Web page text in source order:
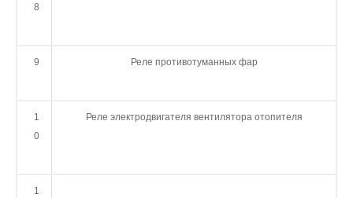
8
9 Реле противотуманных фар
1
0
Реле электродвигателя вентилятора отопителя
1